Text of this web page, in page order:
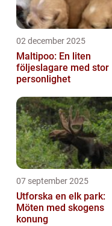
02 december 2025
Maltipoo: En liten
följeslagare med stor
personlighet
07 september 2025
Utforska en elk park:
Möten med skogens
konung